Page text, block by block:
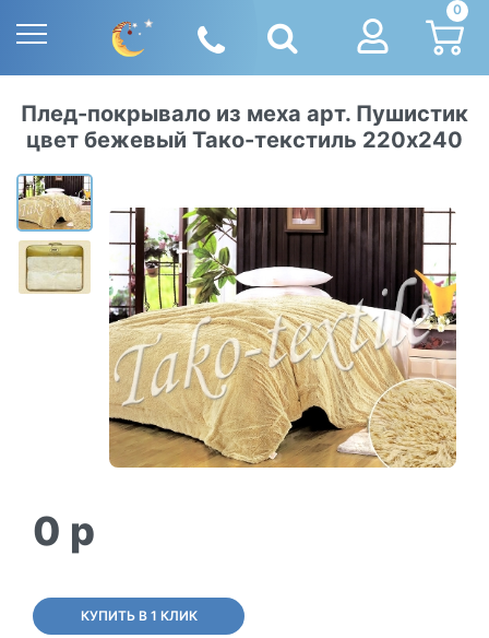
0
Плед-покрывало из меха арт. Пушистик
цвет бежевый Тако-текстиль 220х240
0 p
КУПИТЬ В 1 КЛИК